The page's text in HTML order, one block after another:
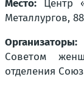
Место: Центр
Металлургов,
Организаторы:
Советом
отделения